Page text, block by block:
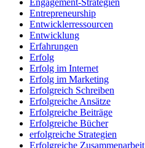
Engagement-Strategien
Entrepreneurship
Entwicklerressourcen
Entwicklung
Erfahrungen
Erfolg
Erfolg im Internet
Erfolg im Marketing
Erfolgreich Schreiben
Erfolgreiche Ansätze
Erfolgreiche Beiträge
Erfolgreiche Bücher
erfolgreiche Strategien
Erfolgreiche Zusammenarbeit